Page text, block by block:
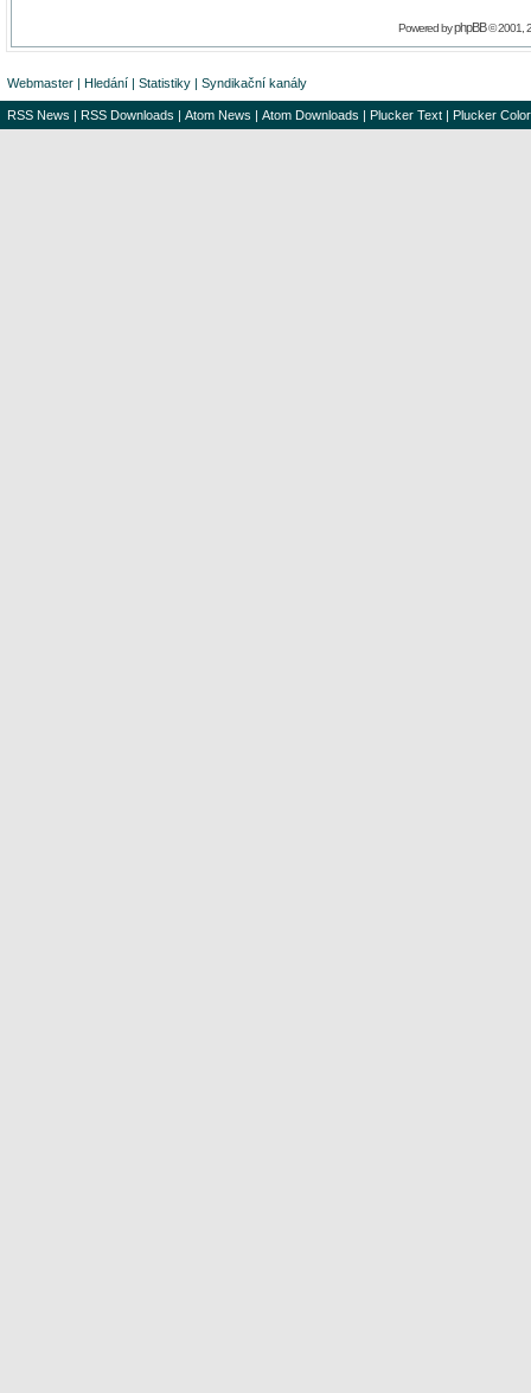
Powered byphpBB© 2001,
Webmaster | Hledání | Statistiky | Syndikační kanály
RSS News | RSS Downloads | Atom News | Atom Downloads | Plucker Text | Plucker Color